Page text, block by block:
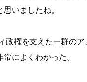
いましたね。
権を支えた一群の
によくわかった。